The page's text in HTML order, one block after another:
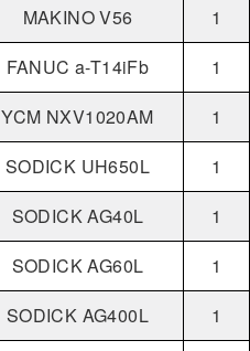
MAKINO V56
1
FANUC a-T14iFb
1
YCM NXV1020AM
1
SODICK UH650L
1
SODICK AG40L
1
SODICK AG60L
1
SODICK AG400L
1